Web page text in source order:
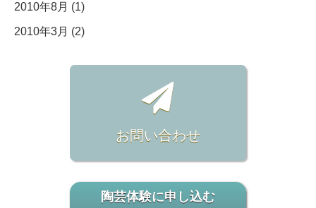
2010年8月 (1)
2010年3月 (2)
お問い合わせ
陶芸体験に申し込む